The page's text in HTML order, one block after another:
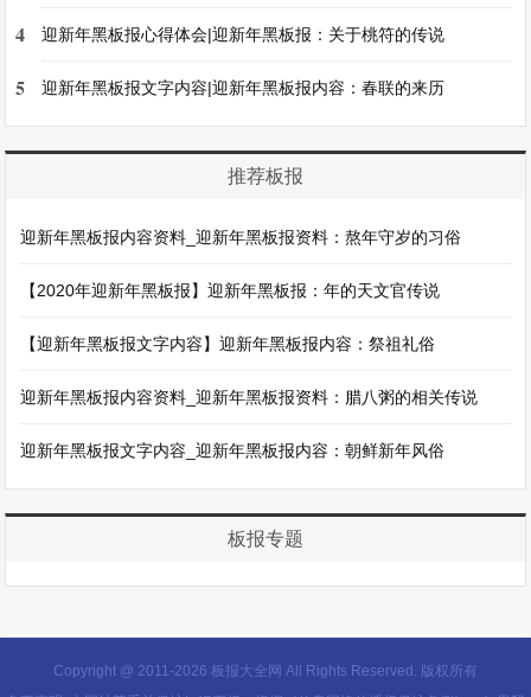
4 迎新年黑板报心得体会|迎新年黑板报：关于桃符的传说
5 迎新年黑板报文字内容|迎新年黑板报内容：春联的来历
推荐板报
迎新年黑板报内容资料_迎新年黑板报资料：熬年守岁的习俗
【2020年迎新年黑板报】迎新年黑板报：年的天文官传说
【迎新年黑板报文字内容】迎新年黑板报内容：祭祖礼俗
迎新年黑板报内容资料_迎新年黑板报资料：腊八粥的相关传说
迎新年黑板报文字内容_迎新年黑板报内容：朝鲜新年风俗
板报专题
Copyright @ 2011-2026 板报大全网 All Rights Reserved. 版权所有